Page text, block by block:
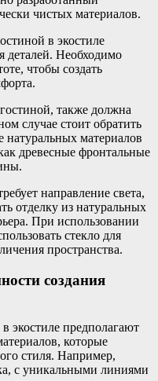
чистых материалов.
в экостиле
деталей. Необходимо
чтобы создать
также должна
случае стоит обратить
натуральных материалов
древесные фронтальные
направление света,
отделку из натуральных
При использовании
стекло для
пространства.
создания
экостиле предполагают
которые
стиля. Например,
с уникальными линиями